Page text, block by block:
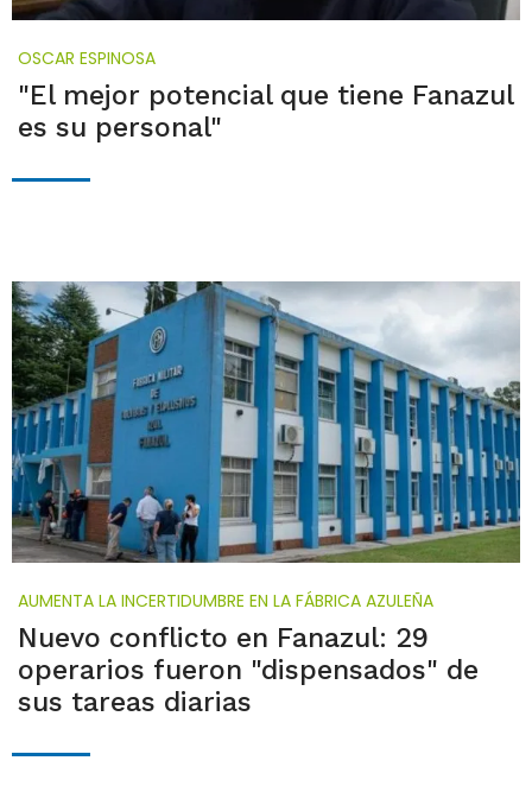
OSCAR ESPINOSA
"El mejor potencial que tiene Fanazul
es su personal"
AUMENTA LA INCERTIDUMBRE EN LA FÁBRICA AZULEÑA
Nuevo conflicto en Fanazul: 29
operarios fueron "dispensados" de
sus tareas diarias